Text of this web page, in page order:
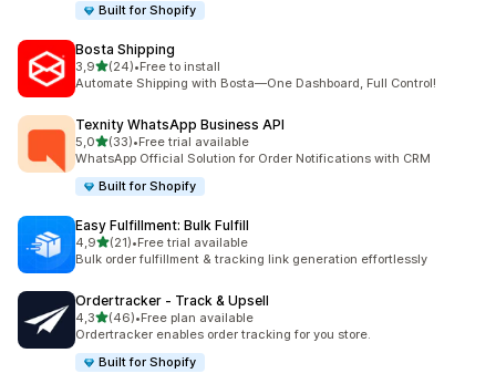
Built for Shopify
Bosta Shipping
3,9av 5 stjerner
(24)
Totalt 24 omtaler
•Free to install
Automate Shipping with Bosta—One Dashboard, Full Control!
Texnity WhatsApp Business API
5,0av 5 stjerner
(33)
Totalt 33 omtaler
•Free trial available
WhatsApp Official Solution for Order Notifications with CRM
Built for Shopify
Easy Fulfillment: Bulk Fulfill
4,9av 5 stjerner
(21)
Totalt 21 omtaler
•Free trial available
Bulk order fulfillment & tracking link generation effortlessly
Ordertracker ‑ Track & Upsell
4,3av 5 stjerner
(46)
Totalt 46 omtaler
•Free plan available
Ordertracker enables order tracking for you store.
Built for Shopify